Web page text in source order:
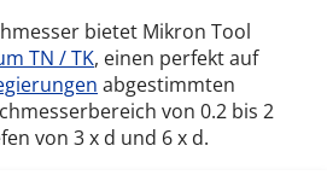
bietet Mikron Tool
TN / TK, einen perfekt auf
abgestimmten
von 0.2 bis 2
von 3 x d und 6 x d.